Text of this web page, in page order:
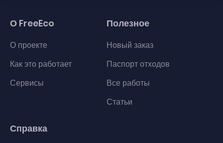
О FreeEco
О проекте
Как это работает
Сервисы
Полезное
Новый заказ
Паспорт отходов
Все работы
Статьи
Справка